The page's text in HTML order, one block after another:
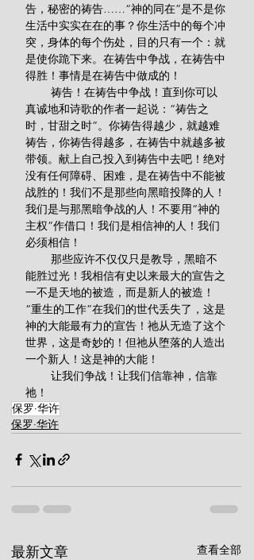
告，秘密的祷告……“神的同在”是不是你
生活中实实在在的事？你生活中的每个冲
突，身体的每个伤处，目的只有一个：就
是使你跪下来。在祷告中争战，在祷告中
得胜！事情是在祷告中做成的！
真诚地和诗歌的作者一起说：“祷告之
时，甘甜之时”。你祷告得越少，就越难
祷告，你祷告得越多，在祷告中就越多被
带领。献上自己投入到祷告中去吧！绝对
没有任何障碍、困难，是在祷告中不能被
战胜的！我们不是那些向黑暗投降的人！
我们是与那黑暗争战的人！不要用“神的
主权”作借口！我们是相信神的人！我们
必须相信！
能胜过光！我相信有史以来最大的宣告之
一不是天地的被造，而是新人的被造！
“重生的工作”在我们的世代丢失了，这是
神的大能最有力的宣告！祂从无造了这个
世界，这是奇妙的！但祂从堕落的人造出
一个新人！这是神的大能！
祂！
保罗·华许
保罗·华许
最新文章 查看全部